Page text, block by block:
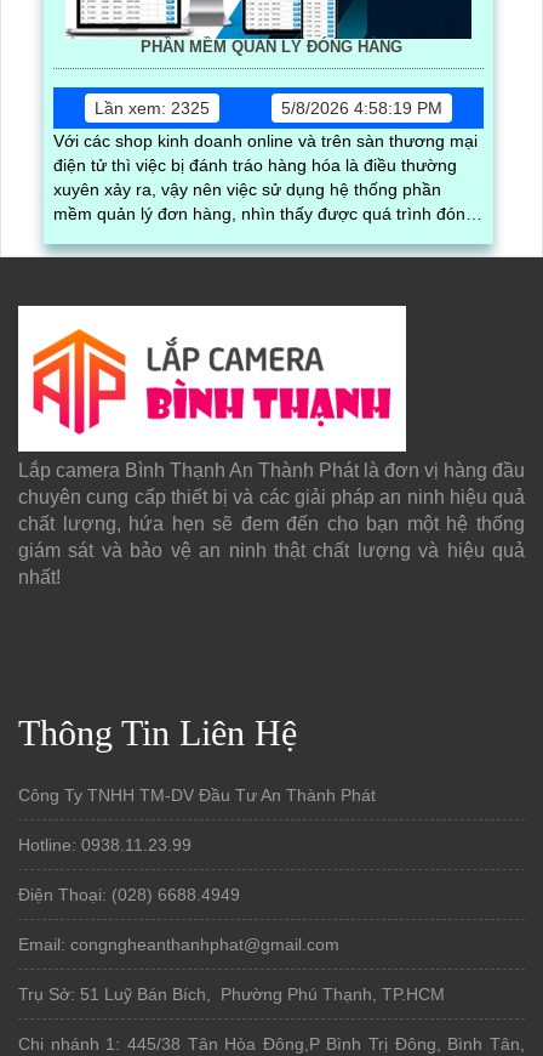
PHẦN MỀM QUẢN LÝ ĐÓNG HÀNG
Lần xem: 2325
5/8/2026 4:58:19 PM
Với các shop kinh doanh online và trên sàn thương mại
điện tử thì việc bị đánh tráo hàng hóa là điều thường
xuyên xảy ra, vậy nên việc sử dụng hệ thống phần
mềm quản lý đơn hàng, nhìn thấy được quá trình đóng
được ghi lại một cách dễ dàng
Lắp camera Bình Thạnh An Thành Phát là đơn vị hàng đầu
chuyên cung cấp thiết bị và các giải pháp an ninh hiệu quả
chất lượng, hứa hẹn sẽ đem đến cho bạn một hệ thống
giám sát và bảo vệ an ninh thật chất lượng và hiệu quả
nhất!
Thông Tin Liên Hệ
Công Ty TNHH TM-DV Đầu Tư An Thành Phát
Hotline: 0938.11.23.99
Điện Thoại: (028) 6688.4949
Email: congngheanthanhphat@gmail.com
Trụ Sở: 51 Luỹ Bán Bích, Phường Phú Thạnh, TP.HCM
Chi nhánh 1: 445/38 Tân Hòa Đông,P Bình Trị Đông, Bình Tân,